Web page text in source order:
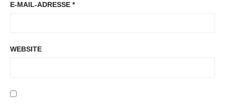
E-MAIL-ADRESSE *
WEBSITE